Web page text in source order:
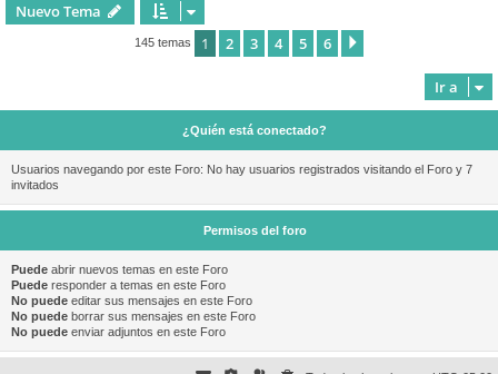
Nuevo Tema
145 temas 1 2 3 4 5 6
Ir a
¿Quién está conectado?
Usuarios navegando por este Foro: No hay usuarios registrados visitando el Foro y 7
invitados
Permisos del foro
Puede abrir nuevos temas en este Foro
Puede responder a temas en este Foro
No puede editar sus mensajes en este Foro
No puede borrar sus mensajes en este Foro
No puede enviar adjuntos en este Foro